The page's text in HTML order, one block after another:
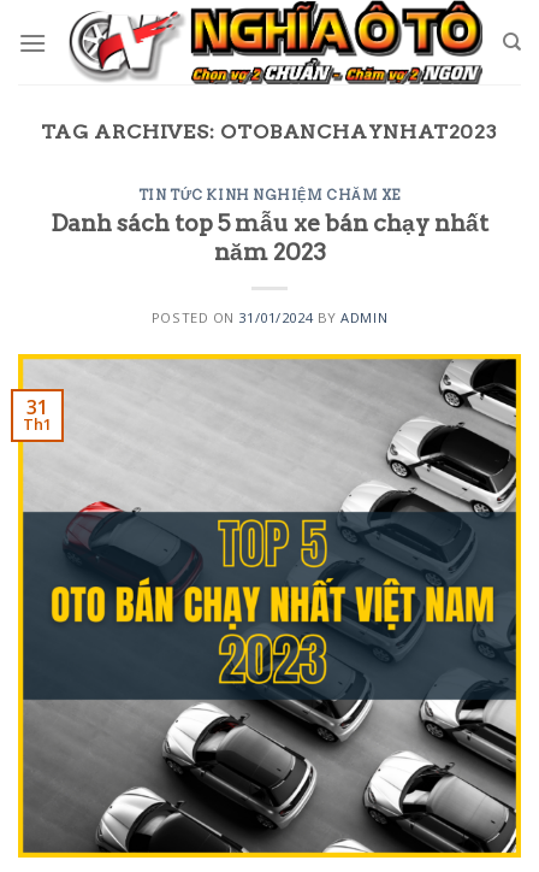
TAG ARCHIVES: OTOBANCHAYNHAT2023
TIN TỨC KINH NGHIỆM CHĂM XE
Danh sách top 5 mẫu xe bán chạy nhất
năm 2023
POSTED ON 31/01/2024BYADMIN
31
Th1